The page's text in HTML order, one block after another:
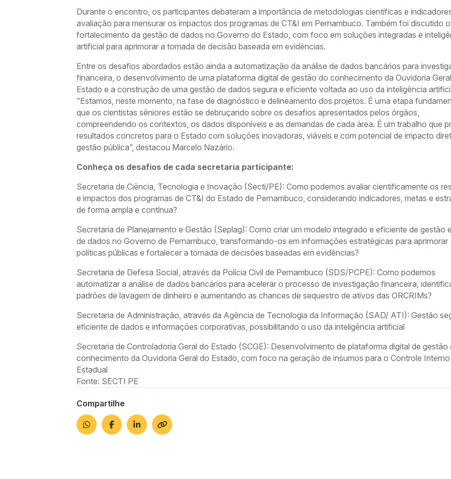
Durante o encontro, os participantes debateram a importância de metodologias científicas e
avaliação para mensurar os impactos dos programas de CT&I em Pernambuco. Também foi discutido o
fortalecimento da gestão de dados no Governo do Estado, com foco em soluções integradas e
artificial para aprimorar a tomada de decisão baseada em evidências.
Entre os desafios abordados estão ainda a automatização da análise de dados bancários para
financeira, o desenvolvimento de uma plataforma digital de gestão do conhecimento da Ouvidoria
Estado e a construção de uma gestão de dados segura e eficiente voltada ao uso da inteligência
“Estamos, neste momento, na fase de diagnóstico e delineamento dos projetos. É uma etapa
que os cientistas sêniores estão se debruçando sobre os desafios apresentados pelos órgãos,
compreendendo os contextos, os dados disponíveis e as demandas de cada área. É um trabalho que
resultados concretos para o Estado com soluções inovadoras, viáveis e com potencial de impacto
gestão pública”, destacou Marcelo Nazário.
Conheça os desafios de cada secretaria participante:
Secretaria de Ciência, Tecnologia e Inovação (Secti/PE): Como podemos avaliar cientificamente os
e impactos dos programas de CT&I do Estado de Pernambuco, considerando indicadores, metas e
de forma ampla e contínua?
Secretaria de Planejamento e Gestão (Seplag): Como criar um modelo integrado e eficiente de gestão
de dados no Governo de Pernambuco, transformando-os em informações estratégicas para aprimorar
políticas públicas e fortalecer a tomada de decisões baseadas em evidências?
Secretaria de Defesa Social, através da Polícia Civil de Pernambuco (SDS/PCPE): Como podemos
automatizar a análise de dados bancários para acelerar o processo de investigação financeira,
padrões de lavagem de dinheiro e aumentando as chances de sequestro de ativos das ORCRIMs?
Secretaria de Administração, através da Agência de Tecnologia da Informação (SAD/ ATI): Gestão
eficiente de dados e informações corporativas, possibilitando o uso da inteligência artificial
Secretaria de Controladoria Geral do Estado (SCGE): Desenvolvimento de plataforma digital de gestão
conhecimento da Ouvidoria Geral do Estado, com foco na geração de insumos para o Controle Interno
Estadual
Fonte: SECTI PE
Compartilhe